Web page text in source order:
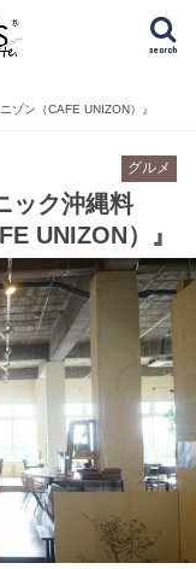
search
ゾン（CAFE UNIZON）』
グルメ
ック沖縄料
UNIZON）』